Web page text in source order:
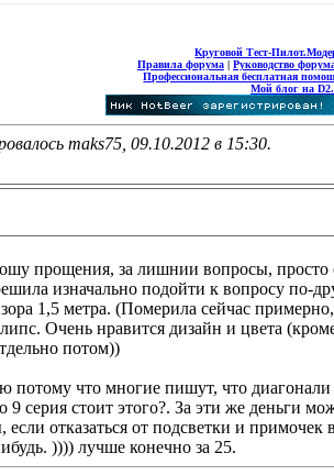
Круговой Тест-
Правила форума| Руководство
Профессиональная бесплатная
Мой блог на
maks75, 09.10.2012 в 15:30.
прощения, за лишнии вопросы, просто
изначально подойти к вопросу по-
1,5 метра. (Померила сейчас
Очень нравится дизайн и цвета
потом))
потому что многие пишут, что
9 серия стоит этого?. За эти же деньги
если отказаться от подсветки и
)))) лучше конечно за 25.